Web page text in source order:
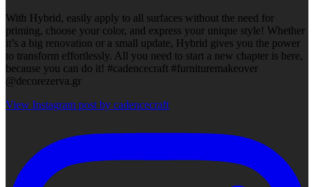
With Hybrid, easily apply to all surfaces without the need for
priming, choose your color, and express your unique style! Whether
it’s a big renovation or a small update, Hybrid gives you the power
to transform effortlessly. All you need to start a new chapter is here,
because you can do it! #cadencecraft #furnituremakeover
@decorezerva.gr
View Instagram post by cadencecraft